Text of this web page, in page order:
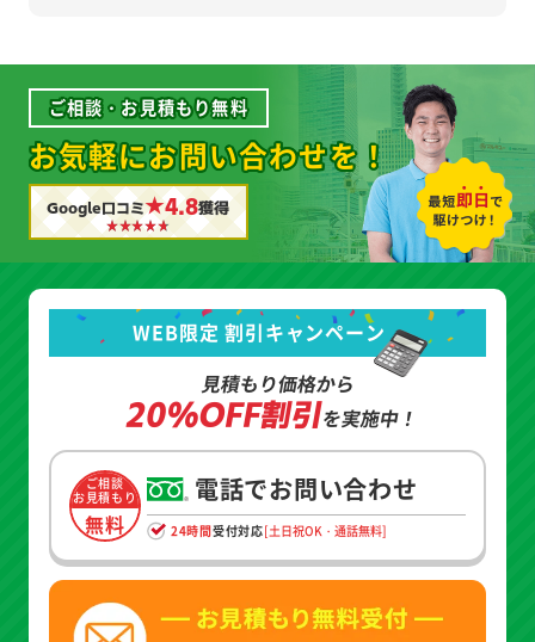
ご相談・お見積もり無料
お気軽にお問い合わせを！
Google口コミ★4.8獲得
WEB限定 割引キャンペーン
見積もり価格から
20%OFF割引を実施中！
ご相談
お見積もり
無料
電話でお問い合わせ
24時間受付対応[土日祝OK・通話無料]